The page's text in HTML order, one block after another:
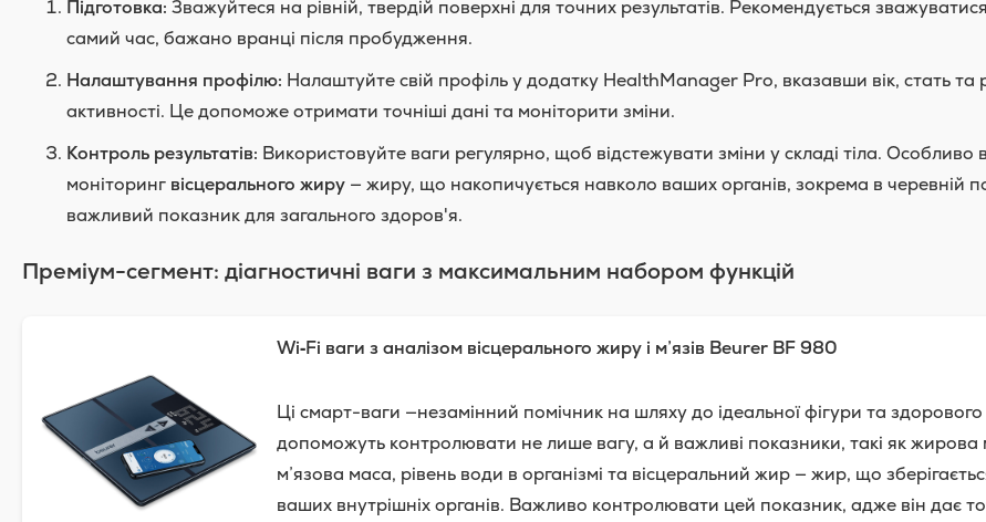
Підготовка: Зважуйтеся на рівній, твердій поверхні для точних результатів. Рекомендується
самий час, бажано вранці після пробудження.
Налаштування профілю: Налаштуйте свій профіль у додатку HealthManager Pro, вказавши вік, стать та
активності. Це допоможе отримати точніші дані та моніторити зміни.
Контроль результатів: Використовуйте ваги регулярно, щоб відстежувати зміни у складі тіла. Особливо
моніторинг вісцерального жиру — жиру, що накопичується навколо ваших органів, зокрема в черевній
важливий показник для загального здоров'я.
Преміум-сегмент: діагностичні ваги з максимальним набором функцій
Wi‑Fi ваги з аналізом вісцерального жиру і м’язів Beurer BF 980
Ці смарт-ваги —незамінний помічник на шляху до ідеальної фігури та здорового
допоможуть контролювати не лише вагу, а й важливі показники, такі як жирова
м’язова маса, рівень води в організмі та вісцеральний жир — жир, що
ваших внутрішніх органів. Важливо контролювати цей показник, адже він дає